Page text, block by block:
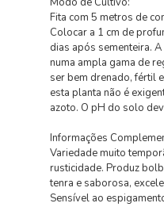
Fita com 5 metros de
Colocar a 1 cm de
dias após sementeira.
numa ampla gama de
ser bem drenado, fértil
esta planta não é
azoto. O pH do solo
Informações
Variedade muito
rusticidade. Produz
tenra e saborosa,
Sensível ao